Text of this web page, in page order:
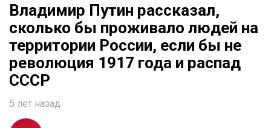
Владимир Путин рассказал,
сколько бы проживало людей на
территории России, если бы не
революция 1917 года и распад
СССР
5 лет назад